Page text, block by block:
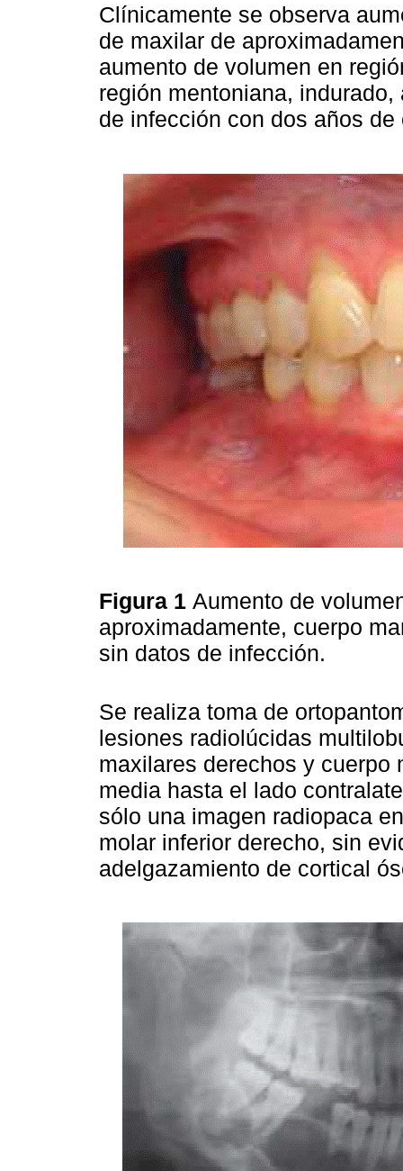
Clínicamente se observa
de maxilar de
aumento de volumen en
región mentoniana,
de infección con dos años
Figura 1 Aumento de
aproximadamente, cuerpo
sin datos de infección.
Se realiza toma de
lesiones radiolúcidas
maxilares derechos y
media hasta el lado
sólo una imagen radiopaca
molar inferior derecho, sin
adelgazamiento de cortical